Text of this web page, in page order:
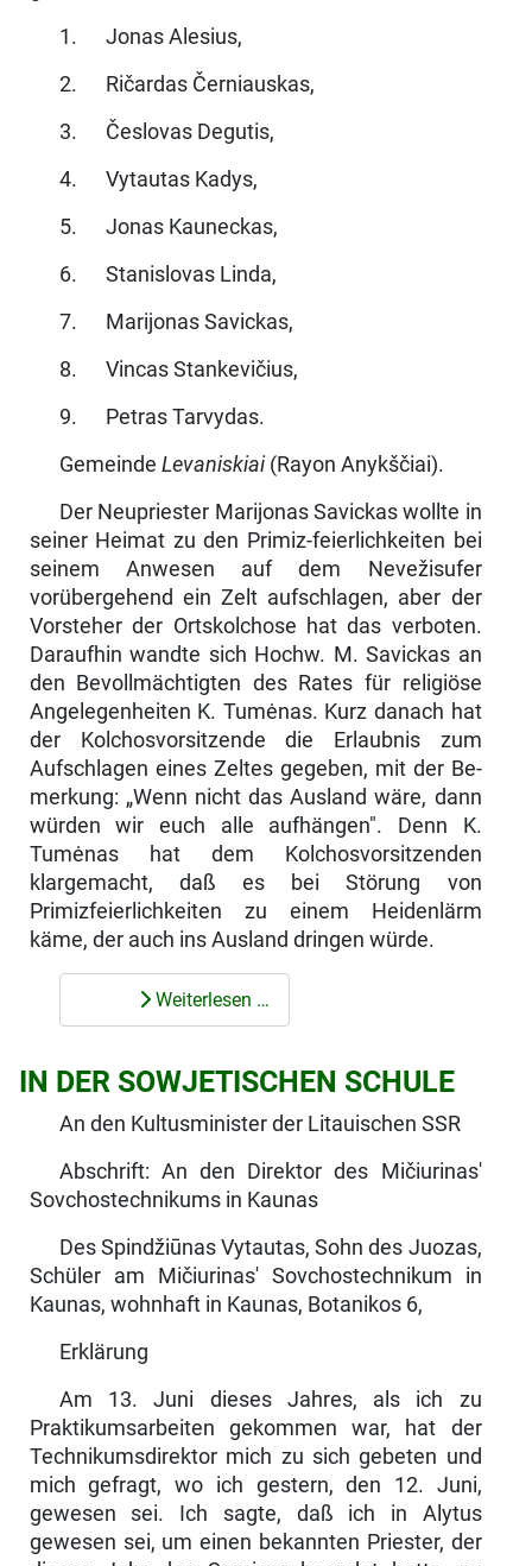
1. Jonas Alesius,
2. Ričardas Černiauskas,
3. Česlovas Degutis,
4. Vytautas Kadys,
5. Jonas Kauneckas,
6. Stanislovas Linda,
7. Marijonas Savickas,
8. Vincas Stankevičius,
9. Petras Tarvydas.
Gemeinde Levaniskiai (Rayon Anykščiai).
Der Neupriester Marijonas Savickas wollte in
seiner Heimat zu den Primiz-feierlichkeiten bei
seinem Anwesen auf dem Nevežisufer
vorübergehend ein Zelt aufschlagen, aber der
Vorsteher der Ortskolchose hat das verboten.
Dar­aufhin wandte sich Hochw. M. Savickas an
den Bevollmächtigten des Rates für religiöse
Angelegenheiten K. Tumėnas. Kurz danach hat
der Kolchosvor­sitzende die Erlaubnis zum
Aufschlagen eines Zeltes gegeben, mit der Be­
merkung: „Wenn nicht das Ausland wäre, dann
würden wir euch alle auf­hängen". Denn K.
Tumėnas hat dem Kolchosvorsitzenden
klargemacht, daß es bei Störung von
Primizfeierlichkeiten zu einem Heidenlärm
käme, der auch ins Ausland dringen würde.
Weiterlesen …
IN DER SOWJETISCHEN SCHULE
An den Kultusminister der Litauischen SSR
Abschrift: An den Direktor des Mičiurinas'
Sovchostechnikums in Kaunas
Des Spindžiūnas Vytautas, Sohn des Juozas,
Schüler am Mičiurinas' Sovchostechnikum in
Kaunas, wohnhaft in Kaunas, Botanikos 6,
Erklärung
Am 13. Juni dieses Jahres, als ich zu
Praktikumsarbeiten gekommen war, hat der
Technikumsdirektor mich zu sich gebeten und
mich gefragt, wo ich gestern, den 12. Juni,
gewesen sei. Ich sagte, daß ich in Alytus
gewesen sei, um einen bekannten Priester, der